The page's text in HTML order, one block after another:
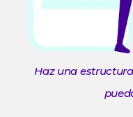
Haz una